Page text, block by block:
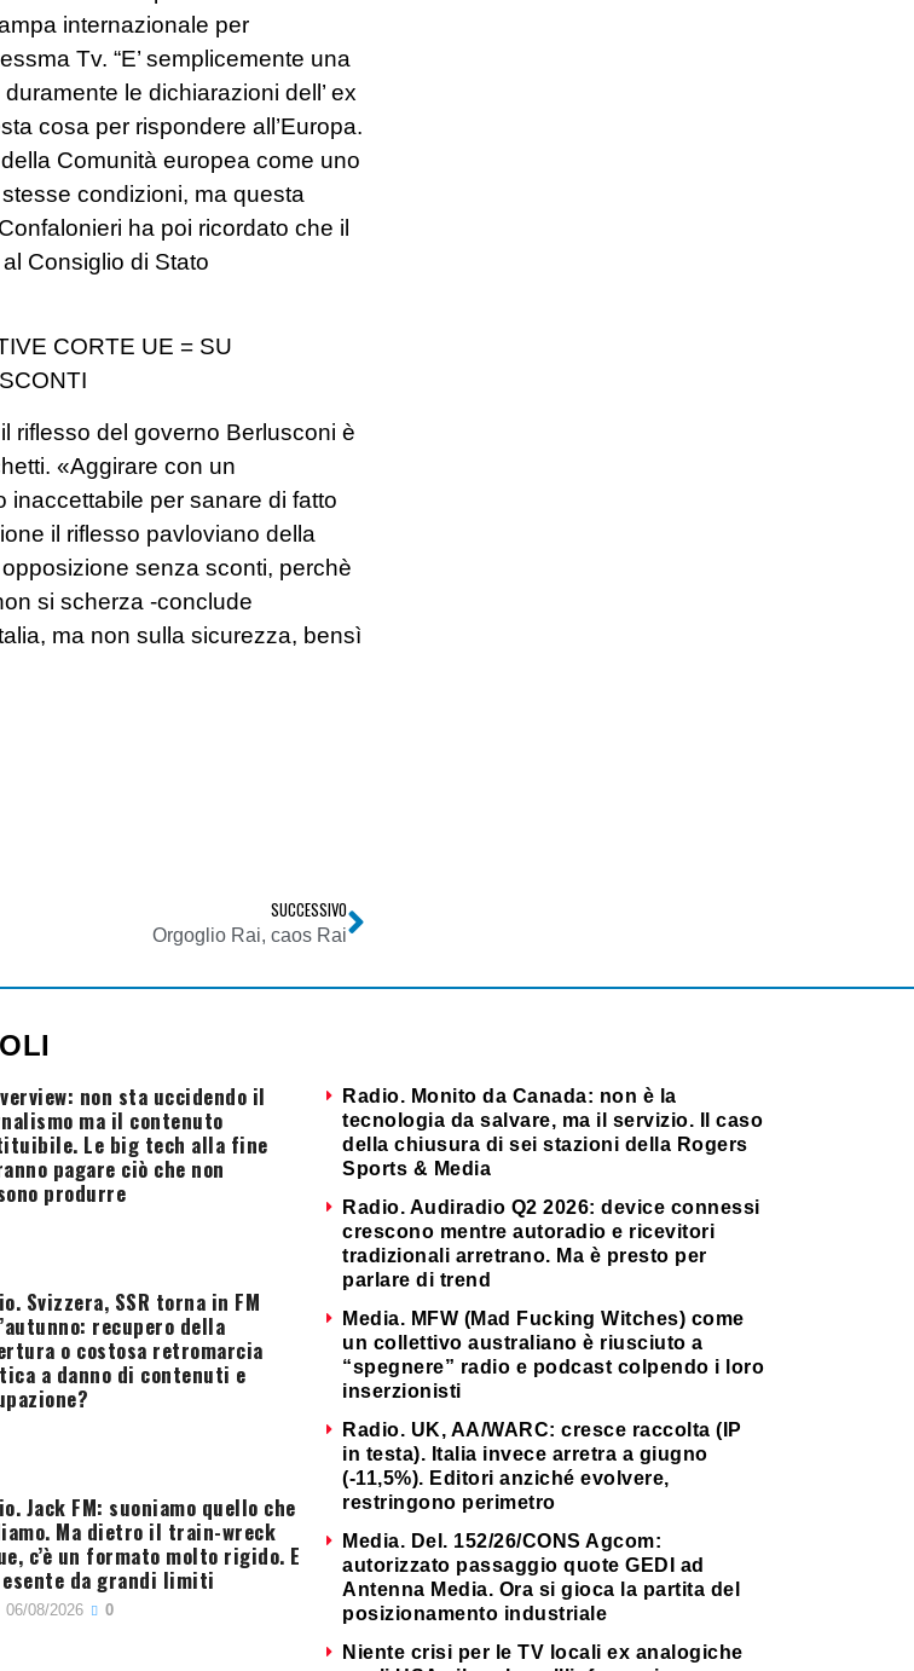
internazionale per
Tv. “E’ semplicemente una
le dichiarazioni dell’ ex
cosa per rispondere all’Europa.
Comunità europea come uno
condizioni, ma questa
ha poi ricordato che il
Consiglio di Stato
CORTE UE = SU
riflesso del governo Berlusconi è
«Aggirare con un
per sanare di fatto
il riflesso pavloviano della
senza sconti, perchè
si scherza -conclude
ma non sulla sicurezza, bensì
SUCCESSIVO
Orgoglio Rai, caos Rai
non sta uccidendo il
ma il contenuto
Le big tech alla fine
pagare ciò che non
produrre
Svizzera, SSR torna in FM
recupero della
o costosa retromarcia
a danno di contenuti e
Jack FM: suoniamo quello che
Ma dietro il train-wreck
c’è un formato molto rigido. E
esente da grandi limiti
06/08/2026 0
Radio. Monito da Canada: non è la
tecnologia da salvare, ma il servizio. Il caso
della chiusura di sei stazioni della Rogers
Sports & Media
Radio. Audiradio Q2 2026: device connessi
crescono mentre autoradio e ricevitori
tradizionali arretrano. Ma è presto per
parlare di trend
Media. MFW (Mad Fucking Witches) come
un collettivo australiano è riusciuto a
“spegnere” radio e podcast colpendo i loro
inserzionisti
Radio. UK, AA/WARC: cresce raccolta (IP
in testa). Italia invece arretra a giugno
(-11,5%). Editori anziché evolvere,
restringono perimetro
Media. Del. 152/26/CONS Agcom:
autorizzato passaggio quote GEDI ad
Antenna Media. Ora si gioca la partita del
posizionamento industriale
Niente crisi per le TV locali ex analogiche